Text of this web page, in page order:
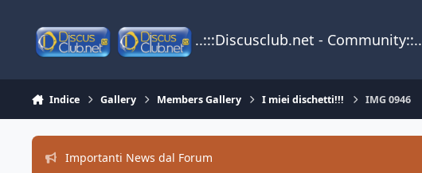
..:::Discusclub.net - Community::..
Indice Gallery Members Gallery I miei dischetti!!! IMG 0946
Importanti News dal Forum